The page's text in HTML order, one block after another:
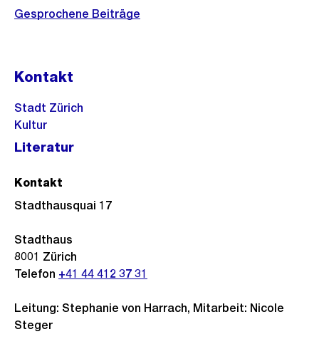
Gesprochene Beiträge
Kontakt
Stadt Zürich
Kultur
Literatur
Leitung: Stephanie von Harrach, Mitarbeit: Nicole
Steger
Kontakt
Stadthausquai 17
Stadthaus
8001 Zürich
Telefon +41 44 412 37 31